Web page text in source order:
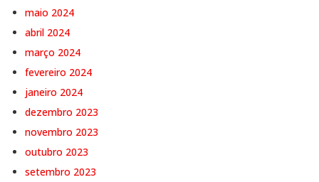
maio 2024
abril 2024
março 2024
fevereiro 2024
janeiro 2024
dezembro 2023
novembro 2023
outubro 2023
setembro 2023